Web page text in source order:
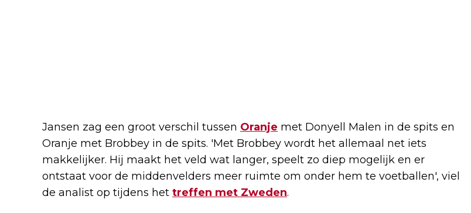
Jansen zag een groot verschil tussen Oranje met Donyell Malen in de spits en
Oranje met Brobbey in de spits. 'Met Brobbey wordt het allemaal net iets
makkelijker. Hij maakt het veld wat langer, speelt zo diep mogelijk en er
ontstaat voor de middenvelders meer ruimte om onder hem te voetballen', viel
de analist op tijdens het treffen met Zweden.